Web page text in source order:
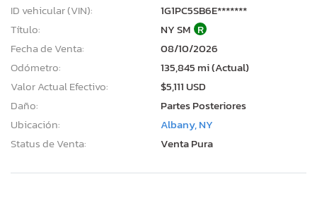
ID vehicular (VIN):
1G1PC5SB6E*******
Título:
NY SM R
Fecha de Venta:
08/10/2026
Odómetro:
135,845 mi (Actual)
Valor Actual Efectivo:
$5,111 USD
Daño:
Partes Posteriores
Ubicación:
Albany, NY
Status de Venta:
Venta Pura